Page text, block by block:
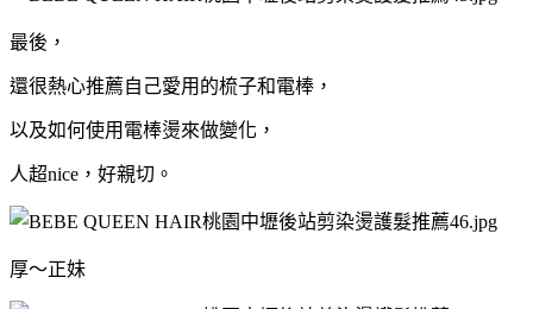
最後，
還很熱心推薦自己愛用的梳子和電棒，
以及如何使用電棒燙來做變化，
人超nice，好親切。
厚～正妹